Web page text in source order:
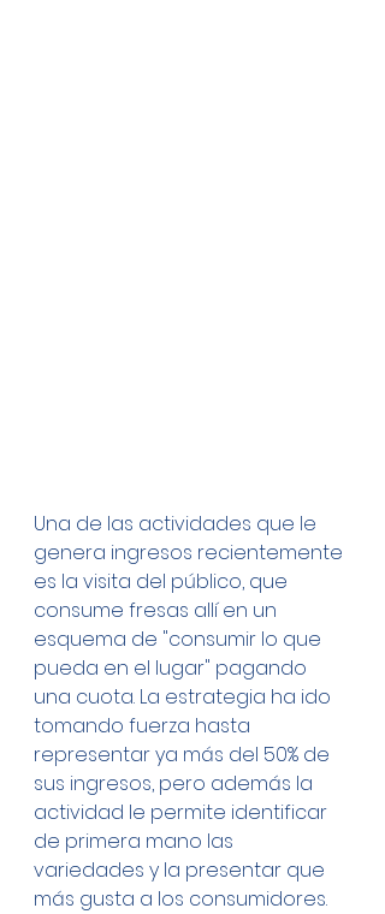
Una de las actividades que le
genera ingresos recientemente
es la visita del público, que
consume fresas allí en un
esquema de "consumir lo que
pueda en el lugar" pagando
una cuota. La estrategia ha ido
tomando fuerza hasta
representar ya más del 50% de
sus ingresos, pero además la
actividad le permite identificar
de primera mano las
variedades y la presentar que
más gusta a los consumidores.